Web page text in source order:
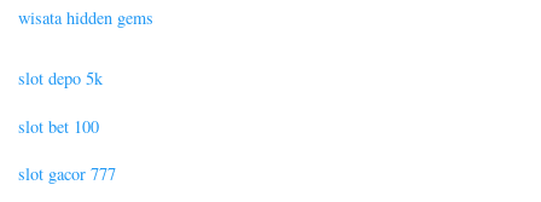
wisata hidden gems
slot depo 5k
slot bet 100
slot gacor 777